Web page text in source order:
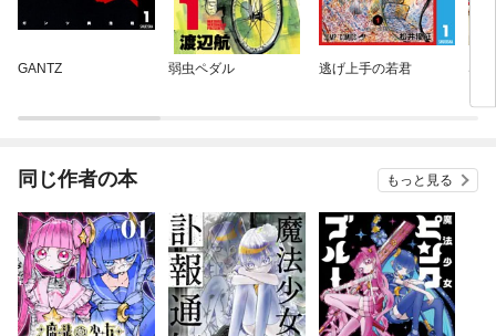
GANTZ 弱虫ペダル 逃げ上手の若君
同じ作者の本 もっと見る